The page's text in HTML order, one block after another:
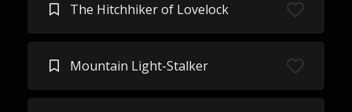
The Hitchhiker of Lovelock
Mountain Light-Stalker